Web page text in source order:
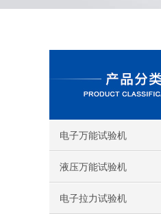
电子万能试验机
液压万能试验机
电子拉力试验机